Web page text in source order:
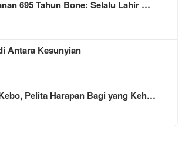
695 Tahun Bone: Selalu Lahir …
Antara Kesunyian
Pelita Harapan Bagi yang Keh…